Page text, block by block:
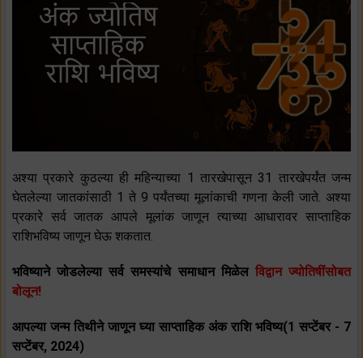
अश्या प्रकारे कुठल्या ही महिन्याच्या 1 तारखेपासून 31 तारखेपर्यंत जन्म
घेतलेल्या जातकांसाठी 1 ते 9 पर्यंतच्या मूलांकाची गणना केली जाते. अश्या
प्रकारे सर्व जातक आपले मूलांक जाणून त्याच्या आधारावर साप्ताहिक
राशिभविष्य जाणून घेऊ शकतात.
भविष्याने जोडलेल्या सर्व समस्यांचे समाधान मिळेल विद्वान ज्योतिषींसोबत
बोलून!
आपल्या जन्म तिथीने जाणून घ्या साप्ताहिक अंक राशि भविष्य(1 सप्टेंबर - 7
सप्टेंबर, 2024)